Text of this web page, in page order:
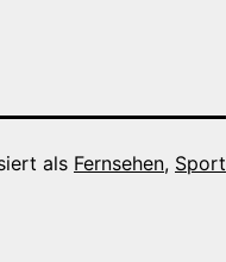
als Fernsehen, Sport